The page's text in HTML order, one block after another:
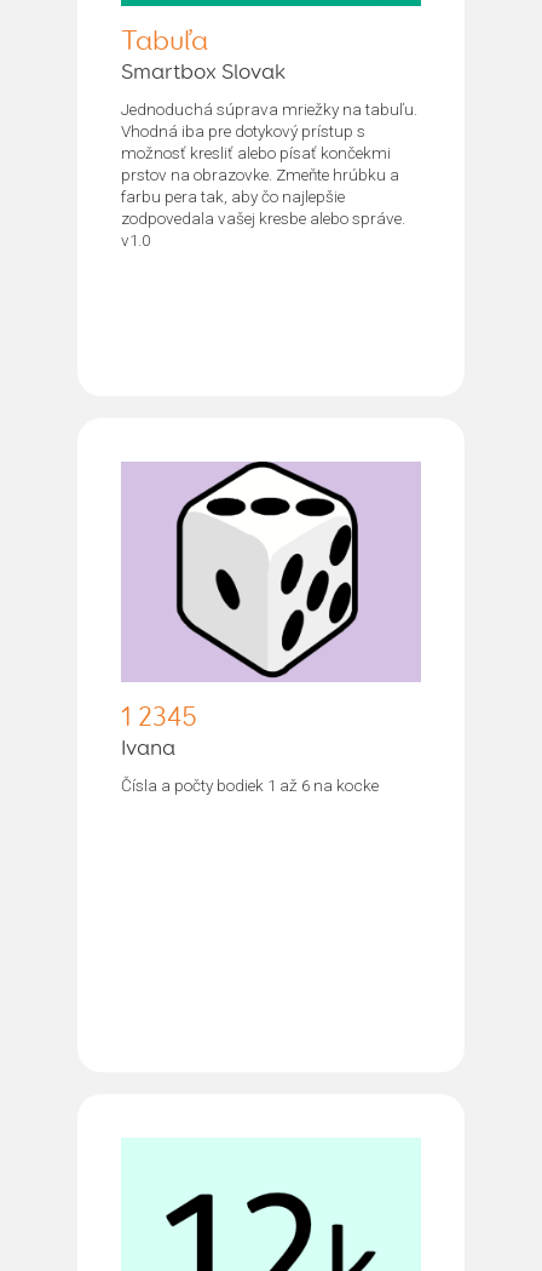
Tabuľa
Smartbox Slovak
Jednoduchá súprava mriežky na tabuľu.
Vhodná iba pre dotykový prístup s
možnosť kresliť alebo písať končekmi
prstov na obrazovke. Zmeňte hrúbku a
farbu pera tak, aby čo najlepšie
zodpovedala vašej kresbe alebo správe.
v1.0
1 2345
Ivana
Čísla a počty bodiek 1 až 6 na kocke